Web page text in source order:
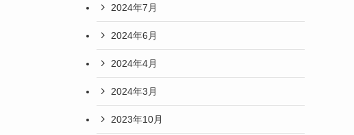
2024年7月
2024年6月
2024年4月
2024年3月
2023年10月